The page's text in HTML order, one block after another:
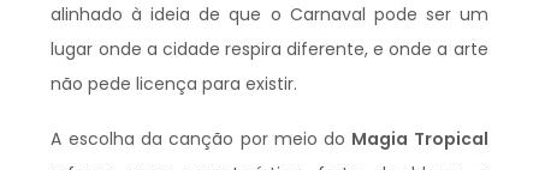
alinhado à ideia de que o Carnaval pode ser um
lugar onde a cidade respira diferente, e onde a arte
não pede licença para existir.
A escolha da canção por meio do Magia Tropical